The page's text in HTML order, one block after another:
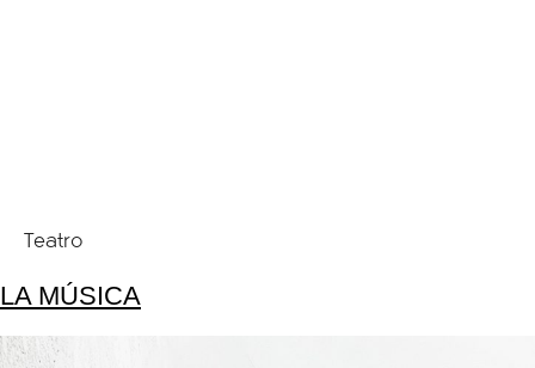
Teatro
LA MÚSICA